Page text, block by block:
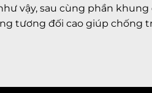
vậy, sau cùng phần
tương đối cao giúp chống